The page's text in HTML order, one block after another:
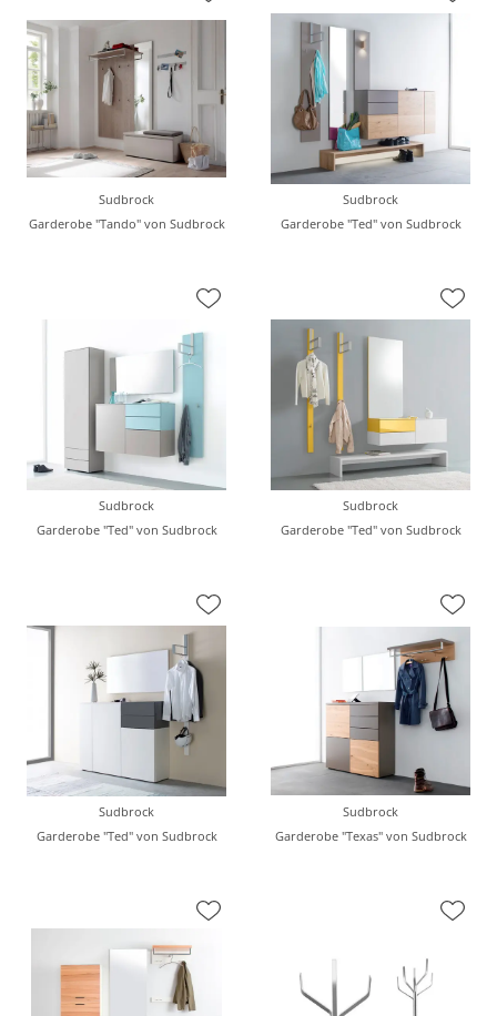
Sudbrock
Garderobe "Tando" von Sudbrock
Sudbrock
Garderobe "Ted" von Sudbrock
Sudbrock
Garderobe "Ted" von Sudbrock
Sudbrock
Garderobe "Ted" von Sudbrock
Sudbrock
Garderobe "Ted" von Sudbrock
Sudbrock
Garderobe "Texas" von Sudbrock